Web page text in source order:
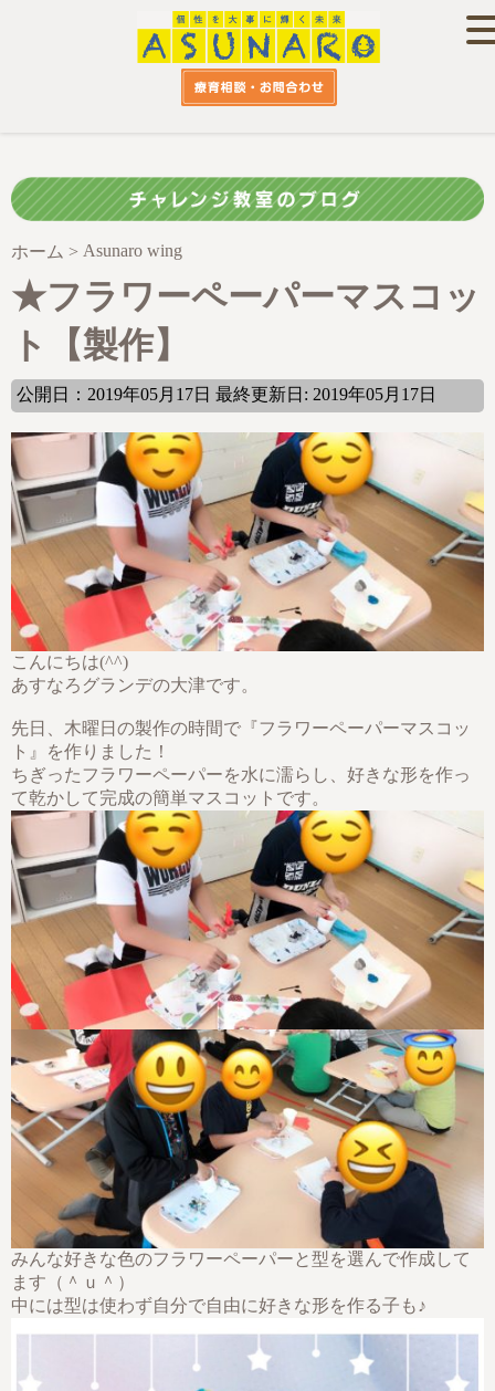
ホーム > Asunaro wing
★フラワーペーパーマスコッ
ト【製作】
公開日：2019年05月17日 最終更新日: 2019年05月17日
こんにちは(^^)
あすなろグランデの大津です。
先日、木曜日の製作の時間で『フラワーペーパーマスコッ
ト』を作りました！
ちぎったフラワーペーパーを水に濡らし、好きな形を作っ
て乾かして完成の簡単マスコットです。
みんな好きな色のフラワーペーパーと型を選んで作成して
ます（＾ｕ＾）
中には型は使わず自分で自由に好きな形を作る子も♪